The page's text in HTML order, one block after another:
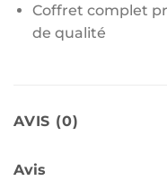
Coffret complet
de qualité
AVIS (0)
Avis